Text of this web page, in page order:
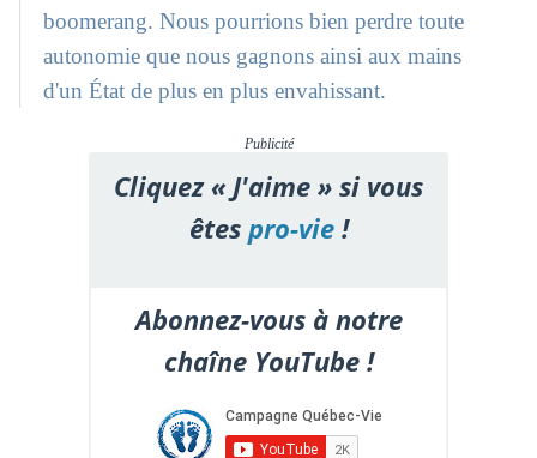
boomerang. Nous pourrions bien perdre toute
autonomie que nous gagnons ainsi aux mains
d'un État de plus en plus envahissant.
Publicité
Cliquez « J'aime » si vous
êtespro-vie!
Abonnez-vous à notre
chaîne YouTube !